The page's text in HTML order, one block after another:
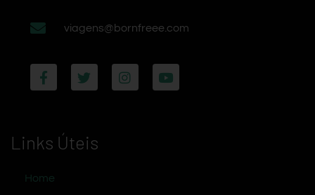
viagens@bornfreee.com
Links Úteis
Home